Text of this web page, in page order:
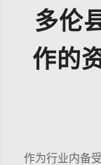
多伦
作的
作为行业内备